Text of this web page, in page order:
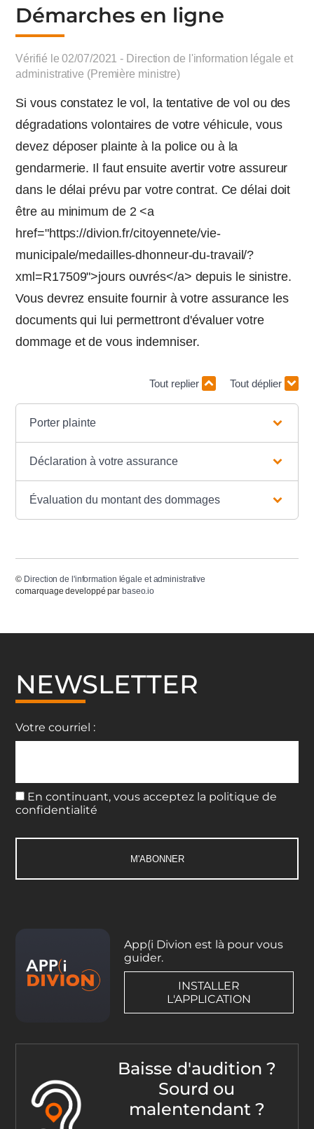
Démarches en ligne
Vérifié le 02/07/2021 - Direction de l'information légale et
administrative (Première ministre)
Si vous constatez le vol, la tentative de vol ou des
dégradations volontaires de votre véhicule, vous
devez déposer plainte à la police ou à la
gendarmerie. Il faut ensuite avertir votre assureur
dans le délai prévu par votre contrat. Ce délai doit
être au minimum de 2 <a
href="https://divion.fr/citoyennete/vie-
municipale/medailles-dhonneur-du-travail/?
xml=R17509">jours ouvrés</a> depuis le sinistre.
Vous devrez ensuite fournir à votre assurance les
documents qui lui permettront d'évaluer votre
dommage et de vous indemniser.
Tout replier Tout déplier
Porter plainte
Déclaration à votre assurance
Évaluation du montant des dommages
© Direction de l'information légale et administrative
comarquage developpé par baseo.io
NEWSLETTER
Votre courriel :
En continuant, vous acceptez la politique de
confidentialité
App(i Divion est là pour vous
guider.
INSTALLER
L'APPLICATION
Baisse d'audition ?
Sourd ou
malentendant ?